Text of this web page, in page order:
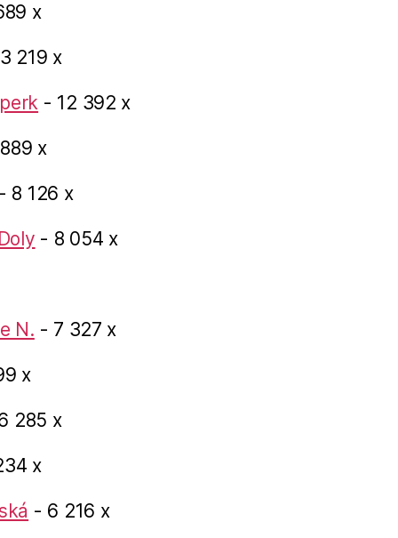
x
219 x
- 12 392 x
x
8 126 x
- 8 054 x
N. - 7 327 x
x
285 x
x
- 6 216 x